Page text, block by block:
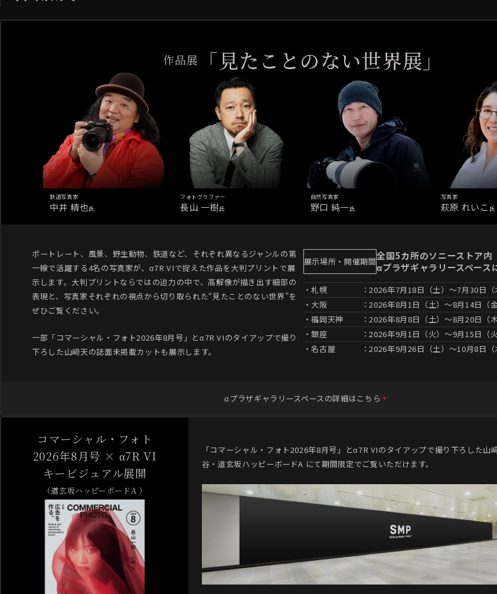
作品展 「見たことのない世界展」
鉄道写真家
中井 精也氏
フォトグラファー
長山 一樹氏
自然写真家
野口 純一氏
写真家
萩原 れいこ 氏
ポートレート、風景、野生動物、鉄道など、それぞれ異なるジャンルの第
一線で活躍する4名の写真家が、α7R VIで捉えた作品を大判プリントで展
示します。大判プリントならではの迫力の中で、高解像が描き出す細部の
表現と、写真家それぞれの視点から切り取られた“見たことのない世界”を
ぜひご覧ください。
一部「コマーシャル・フォト2026年8月号」とα7R VIのタイアップで撮り
下ろした山﨑天の誌面未掲載カットも展示します。
展示場所・開催期間全国5カ所のソニーストア内
αプラザギャラリースペース
・札幌
：2026年7月18日（土）～7月30日（
・大阪
：2026年8月1日（土）～8月14日（金
・福岡天神
：2026年8月8日（土）～8月20日（木
・銀座
：2026年9月1日（火）～9月15日（火
・名古屋
：2026年9月26日（土）～10月8日（
αプラザギャラリースペースの詳細はこちら
コマーシャル・フォト
2026年8月号 × α7R VI
キービジュアル展開
（道玄坂ハッピーボードA ）
「コマーシャル・フォト2026年8月号」とα7R VIのタイアップで撮り下ろした山
谷・道玄坂ハッピーボードA にて期間限定でご覧いただけます。